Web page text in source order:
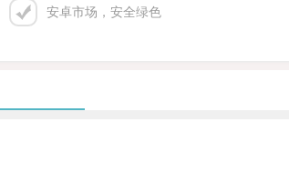
安卓市场，安全绿色